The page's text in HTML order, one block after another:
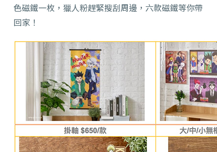
色磁鐵一枚，獵人粉趕緊搜刮周邊，六款磁鐵等你帶
回家！